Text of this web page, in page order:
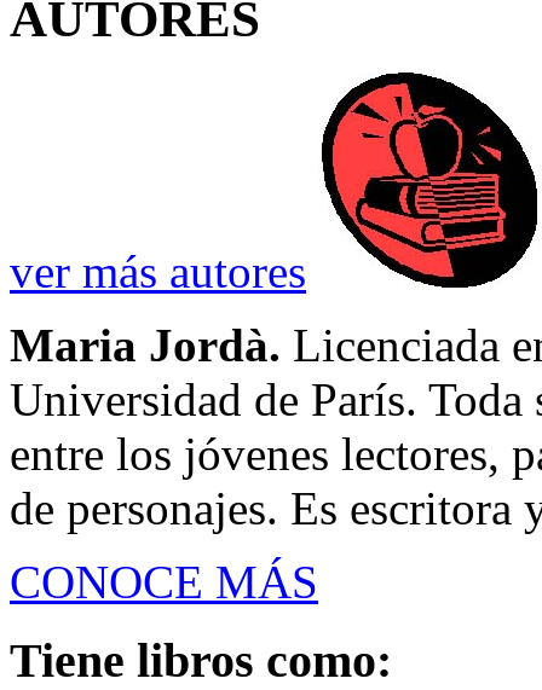
AUTORES
ver más autores
Maria Jordà. Licenciada
Universidad de París.
entre los jóvenes lectores,
de personajes. Es escritora
CONOCE MÁS
Tiene libros como: